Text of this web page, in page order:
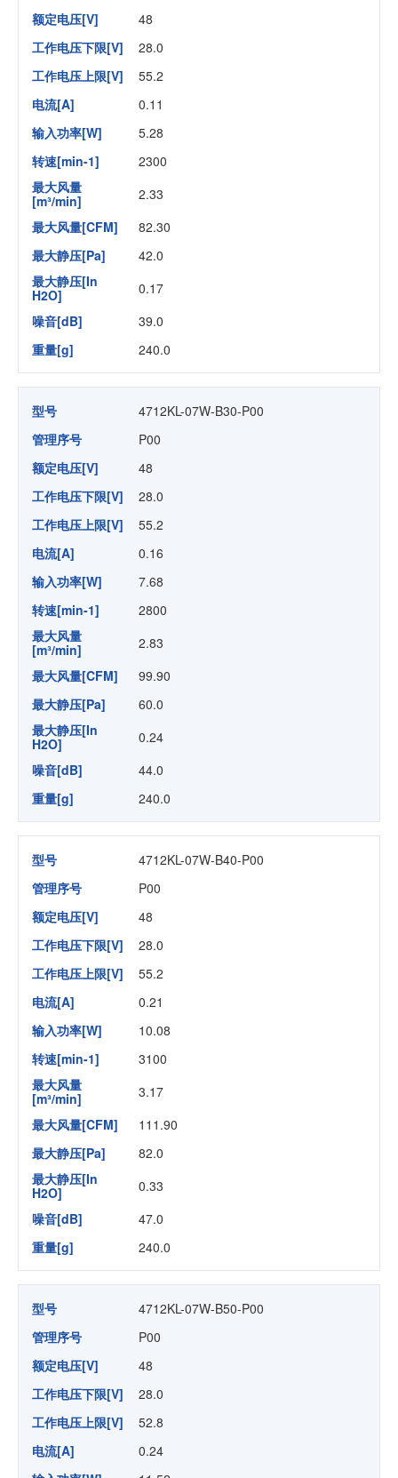
额定电压[V]
48
工作电压下限[V]
28.0
工作电压上限[V]
55.2
电流[A]
0.11
输入功率[W]
5.28
转速[min-1]
2300
最大风量
[m³/min]
2.33
最大风量[CFM]
82.30
最大静压[Pa]
42.0
最大静压[In
H2O]
0.17
噪音[dB]
39.0
重量[g]
240.0
型号
4712KL-07W-B30-P00
管理序号
P00
额定电压[V]
48
工作电压下限[V]
28.0
工作电压上限[V]
55.2
电流[A]
0.16
输入功率[W]
7.68
转速[min-1]
2800
最大风量
[m³/min]
2.83
最大风量[CFM]
99.90
最大静压[Pa]
60.0
最大静压[In
H2O]
0.24
噪音[dB]
44.0
重量[g]
240.0
型号
4712KL-07W-B40-P00
管理序号
P00
额定电压[V]
48
工作电压下限[V]
28.0
工作电压上限[V]
55.2
电流[A]
0.21
输入功率[W]
10.08
转速[min-1]
3100
最大风量
[m³/min]
3.17
最大风量[CFM]
111.90
最大静压[Pa]
82.0
最大静压[In
H2O]
0.33
噪音[dB]
47.0
重量[g]
240.0
型号
4712KL-07W-B50-P00
管理序号
P00
额定电压[V]
48
工作电压下限[V]
28.0
工作电压上限[V]
52.8
电流[A]
0.24